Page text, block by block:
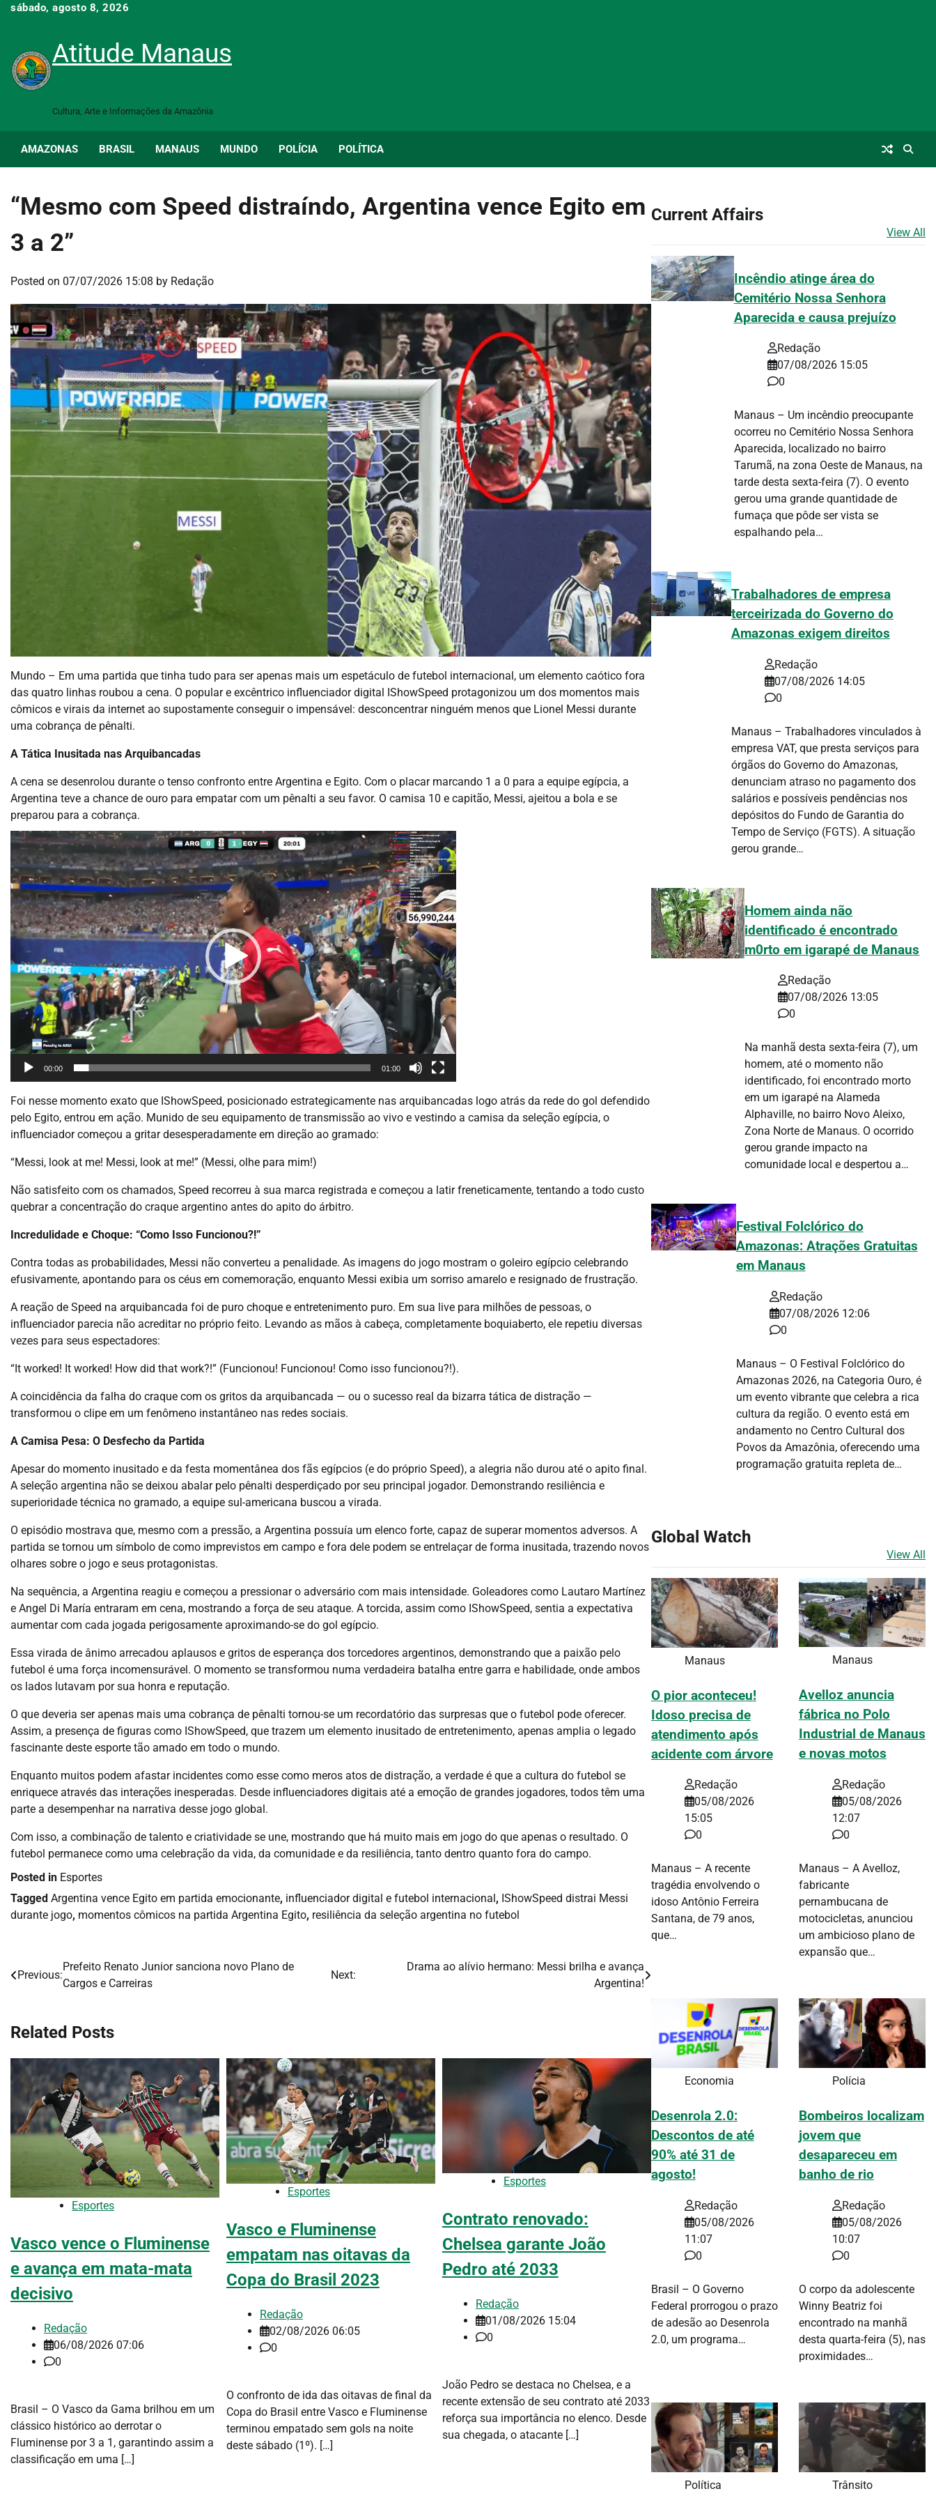
Skipsábado, agosto 8, 2026
Atitude Manaus
Cultura, Arte e Informações da Amazônia
AMAZONAS BRASIL MANAUS MUNDO POLÍCIA POLÍTICA
“Mesmo com Speed distraíndo, Argentina vence Egito em
3 a 2”
Posted on 07/07/2026 15:08 by Redação
Mundo – Em uma partida que tinha tudo para ser apenas mais um espetáculo de futebol internacional, um elemento caótico fora
das quatro linhas roubou a cena. O popular e excêntrico influenciador digital IShowSpeed protagonizou um dos momentos mais
cômicos e virais da internet ao supostamente conseguir o impensável: desconcentrar ninguém menos que Lionel Messi durante
uma cobrança de pênalti.
A Tática Inusitada nas Arquibancadas
A cena se desenrolou durante o tenso confronto entre Argentina e Egito. Com o placar marcando 1 a 0 para a equipe egípcia, a
Argentina teve a chance de ouro para empatar com um pênalti a seu favor. O camisa 10 e capitão, Messi, ajeitou a bola e se
preparou para a cobrança.
Tocador
de
vídeo
00:00 01:00
Foi nesse momento exato que IShowSpeed, posicionado estrategicamente nas arquibancadas logo atrás da rede do gol defendido
pelo Egito, entrou em ação. Munido de seu equipamento de transmissão ao vivo e vestindo a camisa da seleção egípcia, o
influenciador começou a gritar desesperadamente em direção ao gramado:
“Messi, look at me! Messi, look at me!” (Messi, olhe para mim!)
Não satisfeito com os chamados, Speed recorreu à sua marca registrada e começou a latir freneticamente, tentando a todo custo
quebrar a concentração do craque argentino antes do apito do árbitro.
Incredulidade e Choque: “Como Isso Funcionou?!”
Contra todas as probabilidades, Messi não converteu a penalidade. As imagens do jogo mostram o goleiro egípcio celebrando
efusivamente, apontando para os céus em comemoração, enquanto Messi exibia um sorriso amarelo e resignado de frustração.
A reação de Speed na arquibancada foi de puro choque e entretenimento puro. Em sua live para milhões de pessoas, o
influenciador parecia não acreditar no próprio feito. Levando as mãos à cabeça, completamente boquiaberto, ele repetiu diversas
vezes para seus espectadores:
“It worked! It worked! How did that work?!” (Funcionou! Funcionou! Como isso funcionou?!).
A coincidência da falha do craque com os gritos da arquibancada — ou o sucesso real da bizarra tática de distração —
transformou o clipe em um fenômeno instantâneo nas redes sociais.
A Camisa Pesa: O Desfecho da Partida
Apesar do momento inusitado e da festa momentânea dos fãs egípcios (e do próprio Speed), a alegria não durou até o apito final.
A seleção argentina não se deixou abalar pelo pênalti desperdiçado por seu principal jogador. Demonstrando resiliência e
superioridade técnica no gramado, a equipe sul-americana buscou a virada.
O episódio mostrava que, mesmo com a pressão, a Argentina possuía um elenco forte, capaz de superar momentos adversos. A
partida se tornou um símbolo de como imprevistos em campo e fora dele podem se entrelaçar de forma inusitada, trazendo novos
olhares sobre o jogo e seus protagonistas.
Na sequência, a Argentina reagiu e começou a pressionar o adversário com mais intensidade. Goleadores como Lautaro Martínez
e Angel Di María entraram em cena, mostrando a força de seu ataque. A torcida, assim como IShowSpeed, sentia a expectativa
aumentar com cada jogada perigosamente aproximando-se do gol egípcio.
Essa virada de ânimo arrecadou aplausos e gritos de esperança dos torcedores argentinos, demonstrando que a paixão pelo
futebol é uma força incomensurável. O momento se transformou numa verdadeira batalha entre garra e habilidade, onde ambos
os lados lutavam por sua honra e reputação.
O que deveria ser apenas mais uma cobrança de pênalti tornou-se um recordatório das surpresas que o futebol pode oferecer.
Assim, a presença de figuras como IShowSpeed, que trazem um elemento inusitado de entretenimento, apenas amplia o legado
fascinante deste esporte tão amado em todo o mundo.
Enquanto muitos podem afastar incidentes como esse como meros atos de distração, a verdade é que a cultura do futebol se
enriquece através das interações inesperadas. Desde influenciadores digitais até a emoção de grandes jogadores, todos têm uma
parte a desempenhar na narrativa desse jogo global.
Com isso, a combinação de talento e criatividade se une, mostrando que há muito mais em jogo do que apenas o resultado. O
futebol permanece como uma celebração da vida, da comunidade e da resiliência, tanto dentro quanto fora do campo.
Posted in Esportes
Tagged Argentina vence Egito em partida emocionante, influenciador digital e futebol internacional, IShowSpeed distrai Messi
durante jogo, momentos cômicos na partida Argentina Egito, resiliência da seleção argentina no futebol
Navegação
Post
Previous:
Prefeito Renato Junior sanciona novo Plano de
Cargos e Carreiras
Next:
Drama ao alívio hermano: Messi brilha e avança
Argentina!
Related Posts
Esportes
Vasco vence o Fluminense
e avança em mata-mata
decisivo
Redação
06/08/2026 07:06
0
Brasil – O Vasco da Gama brilhou em um
clássico histórico ao derrotar o
Fluminense por 3 a 1, garantindo assim a
classificação em uma […]
Esportes
Vasco e Fluminense
empatam nas oitavas da
Copa do Brasil 2023
Redação
02/08/2026 06:05
0
O confronto de ida das oitavas de final da
Copa do Brasil entre Vasco e Fluminense
terminou empatado sem gols na noite
deste sábado (1º). […]
Esportes
Contrato renovado:
Chelsea garante João
Pedro até 2033
Redação
01/08/2026 15:04
0
João Pedro se destaca no Chelsea, e a
recente extensão de seu contrato até 2033
reforça sua importância no elenco. Desde
sua chegada, o atacante […]
Current Affairs
View All
Incêndio atinge área do
Cemitério Nossa Senhora
Aparecida e causa prejuízo
Redação
07/08/2026 15:05
0
Manaus – Um incêndio preocupante
ocorreu no Cemitério Nossa Senhora
Aparecida, localizado no bairro
Tarumã, na zona Oeste de Manaus, na
tarde desta sexta-feira (7). O evento
gerou uma grande quantidade de
fumaça que pôde ser vista se
espalhando pela…
Trabalhadores de empresa
terceirizada do Governo do
Amazonas exigem direitos
Redação
07/08/2026 14:05
0
Manaus – Trabalhadores vinculados à
empresa VAT, que presta serviços para
órgãos do Governo do Amazonas,
denunciam atraso no pagamento dos
salários e possíveis pendências nos
depósitos do Fundo de Garantia do
Tempo de Serviço (FGTS). A situação
gerou grande…
Homem ainda não
identificado é encontrado
m0rto em igarapé de Manaus
Redação
07/08/2026 13:05
0
Na manhã desta sexta-feira (7), um
homem, até o momento não
identificado, foi encontrado morto
em um igarapé na Alameda
Alphaville, no bairro Novo Aleixo,
Zona Norte de Manaus. O ocorrido
gerou grande impacto na
comunidade local e despertou a…
Festival Folclórico do
Amazonas: Atrações Gratuitas
em Manaus
Redação
07/08/2026 12:06
0
Manaus – O Festival Folclórico do
Amazonas 2026, na Categoria Ouro, é
um evento vibrante que celebra a rica
cultura da região. O evento está em
andamento no Centro Cultural dos
Povos da Amazônia, oferecendo uma
programação gratuita repleta de…
Global Watch
View All
Manaus
O pior aconteceu!
Idoso precisa de
atendimento após
acidente com árvore
Redação
05/08/2026
15:05
0
Manaus – A recente
tragédia envolvendo o
idoso Antônio Ferreira
Santana, de 79 anos,
que…
Manaus
Avelloz anuncia
fábrica no Polo
Industrial de Manaus
e novas motos
Redação
05/08/2026
12:07
0
Manaus – A Avelloz,
fabricante
pernambucana de
motocicletas, anunciou
um ambicioso plano de
expansão que…
Economia
Desenrola 2.0:
Descontos de até
90% até 31 de
agosto!
Redação
05/08/2026
11:07
0
Brasil – O Governo
Federal prorrogou o prazo
de adesão ao Desenrola
2.0, um programa…
Polícia
Bombeiros localizam
jovem que
desapareceu em
banho de rio
Redação
05/08/2026
10:07
0
O corpo da adolescente
Winny Beatriz foi
encontrado na manhã
desta quarta-feira (5), nas
proximidades…
Política Trânsito